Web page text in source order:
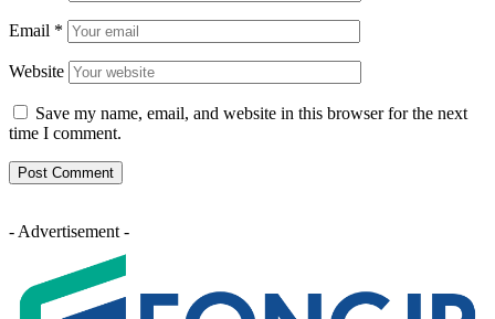
Email *
Website
Save my name, email, and website in this browser for the next
time I comment.
- Advertisement -